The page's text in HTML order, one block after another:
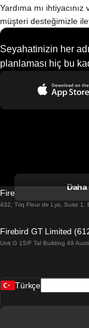
Yardıma mı
müşteri desteğimizle
Seyahatinizin her
planlaması hiç bu
Firebird GT Limited
432, Triq Fleur de Lys, Suite 1,
Firebird GT Limited
Unit G 15/F Tal Building 49
Türkçe